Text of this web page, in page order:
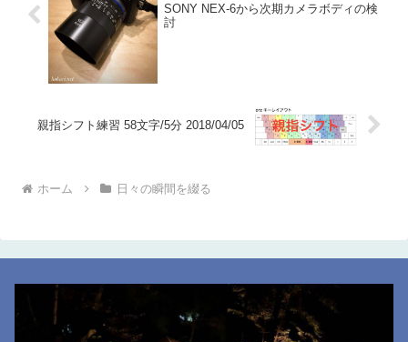
SONY NEX-6から次期カメラボディの検
討
親指シフト練習 58文字/5分 2018/04/05
ホーム 日々の瞬間を綴る